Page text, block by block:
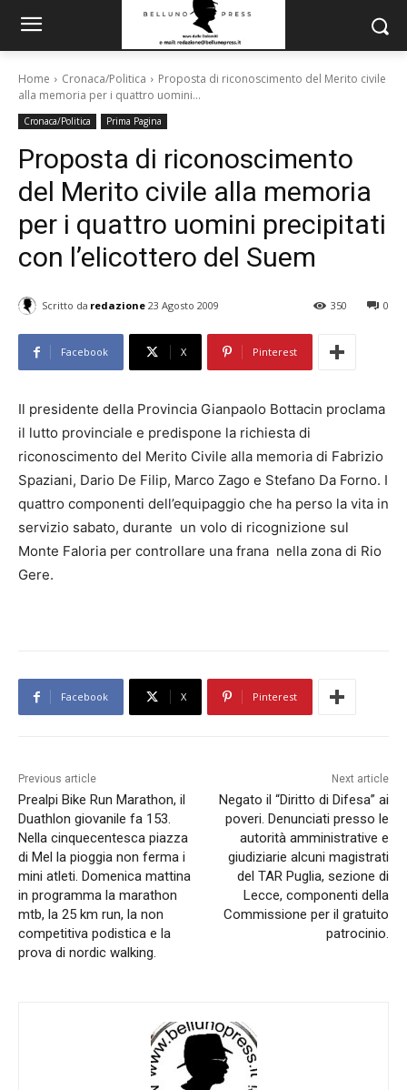
Home Cronaca/Politica
Proposta di riconoscimento del Merito civile
alla memoria per i quattro uomini...
Cronaca/Politica Prima Pagina
Proposta di riconoscimento
del Merito civile alla memoria
per i quattro uomini precipitati
con l’elicottero del Suem
Scritto da redazione 23 Agosto 2009 0
350
Facebook X Pinterest
Il presidente della Provincia Gianpaolo Bottacin proclama
il lutto provinciale e predispone la richiesta di
riconoscimento del Merito Civile alla memoria di Fabrizio
Spaziani, Dario De Filip, Marco Zago e Stefano Da Forno. I
quattro componenti dell’equipaggio che ha perso la vita in
servizio sabato, durante un volo di ricognizione sul
Monte Faloria per controllare una frana nella zona di Rio
Gere.
Facebook X Pinterest
Previous article
Prealpi Bike Run Marathon, il
Duathlon giovanile fa 153.
Nella cinquecentesca piazza
di Mel la pioggia non ferma i
mini atleti. Domenica mattina
in programma la marathon
mtb, la 25 km run, la non
competitiva podistica e la
prova di nordic walking.
Next article
Negato il “Diritto di Difesa” ai
poveri. Denunciati presso le
autorità amministrative e
giudiziarie alcuni magistrati
del TAR Puglia, sezione di
Lecce, componenti della
Commissione per il gratuito
patrocinio.